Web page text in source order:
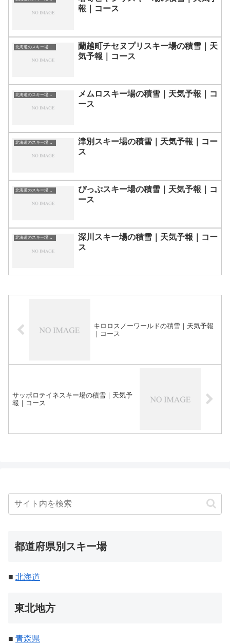
報｜コース
北海道のスキー場・ゲレンデの一覧
蘭越町チセヌプリスキー場の積雪｜天
気予報｜コース
北海道のスキー場・ゲレンデの一覧
メムロスキー場の積雪｜天気予報｜コ
ース
北海道のスキー場・ゲレンデの一覧
津別スキー場の積雪｜天気予報｜コー
ス
北海道のスキー場・ゲレンデの一覧
ぴっぷスキー場の積雪｜天気予報｜コ
ース
北海道のスキー場・ゲレンデの一覧
深川スキー場の積雪｜天気予報｜コー
ス
キロロスノーワールドの積雪｜天気予報
｜コース
サッポロテイネスキー場の積雪｜天気予
報｜コース
都道府県別スキー場
■ 北海道
東北地方
■ 青森県